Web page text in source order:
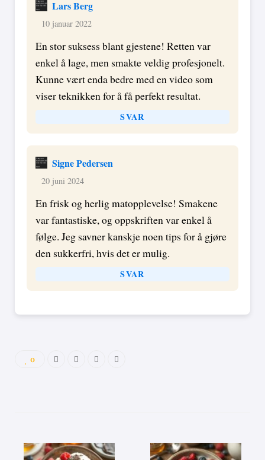
Lars Berg
10 januar 2022
En stor suksess blant gjestene! Retten var
enkel å lage, men smakte veldig profesjonelt.
Kunne vært enda bedre med en video som
viser teknikken for å få perfekt resultat.
SVAR
Signe Pedersen
20 juni 2024
En frisk og herlig matopplevelse! Smakene
var fantastiske, og oppskriften var enkel å
følge. Jeg savner kanskje noen tips for å gjøre
den sukkerfri, hvis det er mulig.
SVAR
0